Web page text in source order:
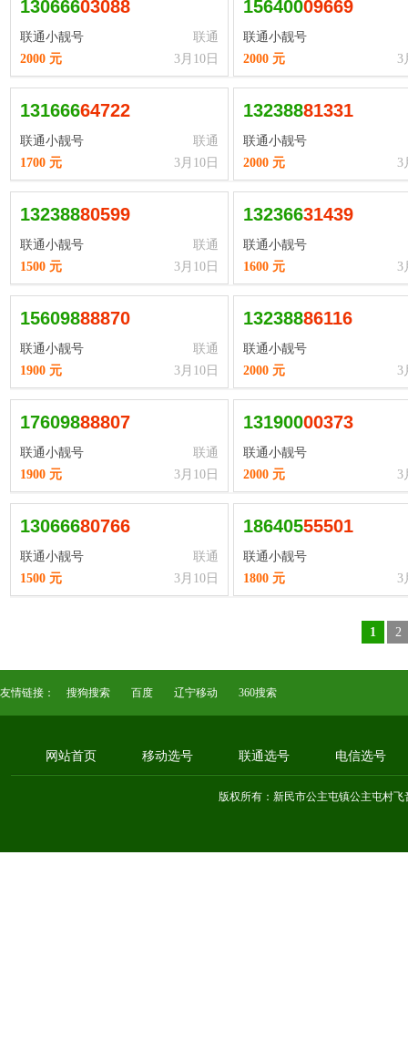
13066603088
联通小靓号
联通
3月10日
2000 元
15640009669
联通小靓号
3
2000 元
13166664722
联通小靓号
联通
3月10日
1700 元
13238881331
联通小靓号
3
2000 元
13238880599
联通小靓号
联通
3月10日
1500 元
13236631439
联通小靓号
3
1600 元
15609888870
联通小靓号
联通
3月10日
1900 元
13238886116
联通小靓号
3
2000 元
17609888807
联通小靓号
联通
3月10日
1900 元
13190000373
联通小靓号
3
2000 元
13066680766
联通小靓号
联通
3月10日
1500 元
18640555501
联通小靓号
3
1800 元
1 2
友情链接： 搜狗搜索 百度 辽宁移动 360搜索
网站首页 移动选号 联通选号 电信选号
版权所有：新民市公主屯镇公主屯村